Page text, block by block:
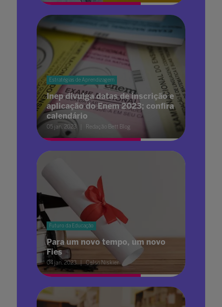
Estratégias de Aprendizagem
Inep divulga datas de inscrição e
aplicação do Enem 2023; confira
calendário
05 jan. 2023 Redação Bett Blog
Futuro da Educação
Para um novo tempo, um novo
Fies
04 jan. 2023 Celso Niskier